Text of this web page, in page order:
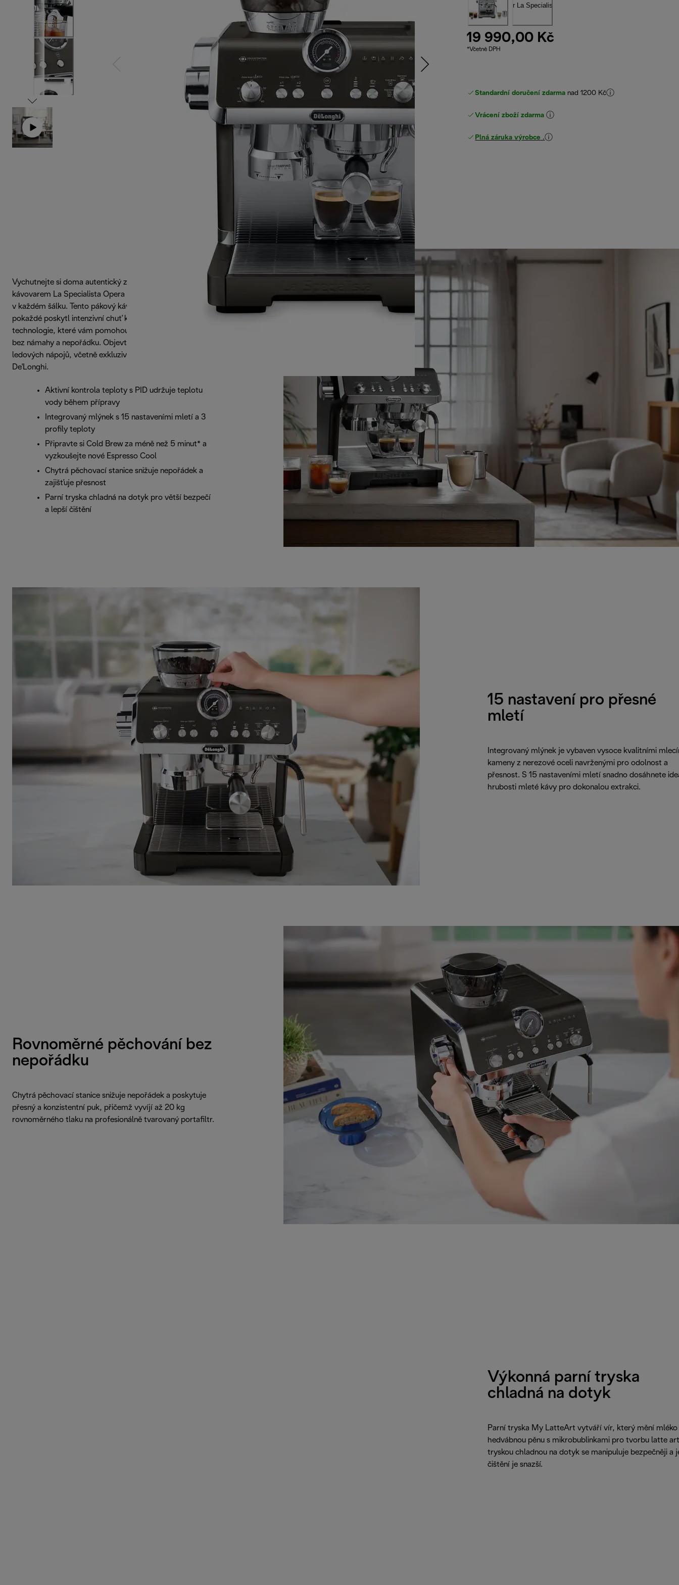
19 990,00 Kč
*Včetně DPH
Standardní doručení zdarma nad 1200 Kč
Vrácení zboží zdarma
Plná záruka výrobce .
Vychutnejte si doma autentický zážitek z kávy s
kávovarem La Specialista Opera a užijte si vynikající kávu
v každém šálku. Tento pákový kávovar je navržen tak, aby
pokaždé poskytl intenzivní chuť kávy, přičemž využívá
technologie, které vám pomohou připravit vynikající kávu
bez námahy a nepořádku. Objevte nabídku horkých a
ledových nápojů, včetně exkluzivního Espresso Cool od
De'Longhi.
Aktivní kontrola teploty s PID udržuje teplotu
vody během přípravy
Integrovaný mlýnek s 15 nastaveními mletí a 3
profily teploty
Připravte si Cold Brew za méně než 5 minut* a
vyzkoušejte nové Espresso Cool
Chytrá pěchovací stanice snižuje nepořádek a
zajišťuje přesnost
Parní tryska chladná na dotyk pro větší bezpečí
a lepší čištění
15 nastavení pro přesné
mletí
Integrovaný mlýnek je vybaven vysoce kvalitními
kameny z nerezové oceli navrženými pro odolnost a
přesnost. S 15 nastaveními mletí snadno dosáhnete
hrubosti mleté kávy pro dokonalou extrakci.
Rovnoměrné pěchování bez
nepořádku
Chytrá pěchovací stanice snižuje nepořádek a poskytuje
přesný a konzistentní puk, přičemž vyvíjí až 20 kg
rovnoměrného tlaku na profesionálně tvarovaný portafiltr.
Výkonná parní tryska
chladná na dotyk
Parní tryska My LatteArt vytváří vír, který mění mléko
hedvábnou pěnu s mikrobublinkami pro tvorbu latte
tryskou chladnou na dotyk se manipuluje bezpečněji a
čištění je snazší.